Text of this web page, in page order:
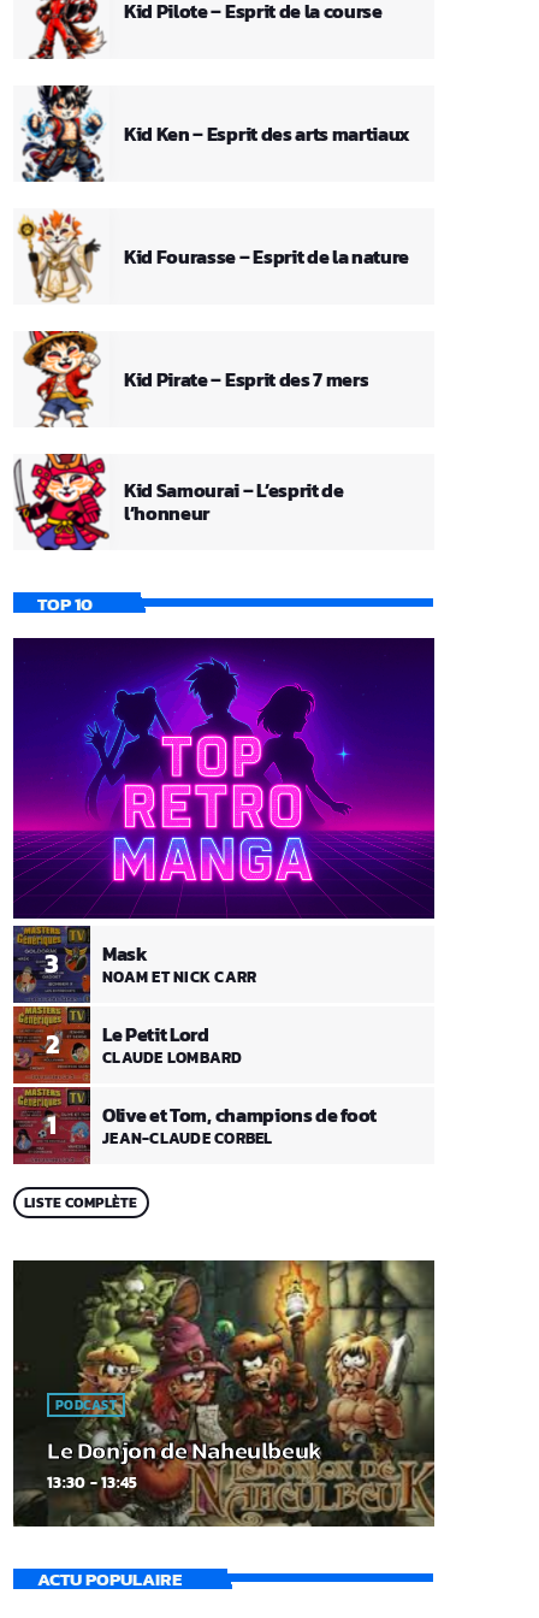
Kid Pilote – Esprit de la course
Kid Ken – Esprit des arts martiaux
Kid Fourasse – Esprit de la nature
Kid Pirate – Esprit des 7 mers
Kid Samourai – L’esprit de
l’honneur
TOP 10
1 Olive et Tom, champions de foot
JEAN-CLAUDE CORBEL
2 Le Petit Lord
CLAUDE LOMBARD
3 Mask
NOAM ET NICK CARR
LISTE COMPLÈTE
PODCAST
Le Donjon de Naheulbeuk
13:30 - 13:45
ACTU POPULAIRE